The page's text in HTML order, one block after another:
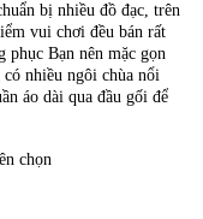
bị nhiều đồ đạc, trên
vui chơi đều bán rất
phục Bạn nên mặc gọn
nhiều ngôi chùa nổi
áo dài qua đầu gối để
chọn